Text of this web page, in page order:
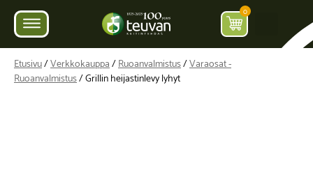
0
Etusivu/Verkkokauppa/Ruoanvalmistus/Varaosat -
Ruoanvalmistus/ Grillin heijastinlevy lyhyt